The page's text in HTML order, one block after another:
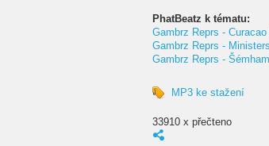
PhatBeatz k tématu:
Gambrz Reprs -
Gambrz Reprs -
Gambrz Reprs -
MP3 ke stažení
33910 x přečteno